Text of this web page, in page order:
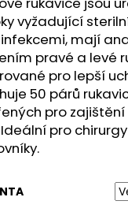
vyžadující
mají
pravé a levé
pro lepší
50 párů
pro
pro